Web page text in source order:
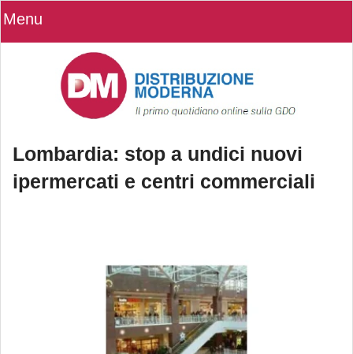
Menu
Lombardia: stop a undici nuovi
ipermercati e centri commerciali